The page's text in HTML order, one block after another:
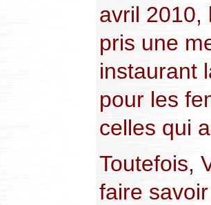
avril 2010,
pris une
instaurant
pour les
celles qui
Toutefois,
faire